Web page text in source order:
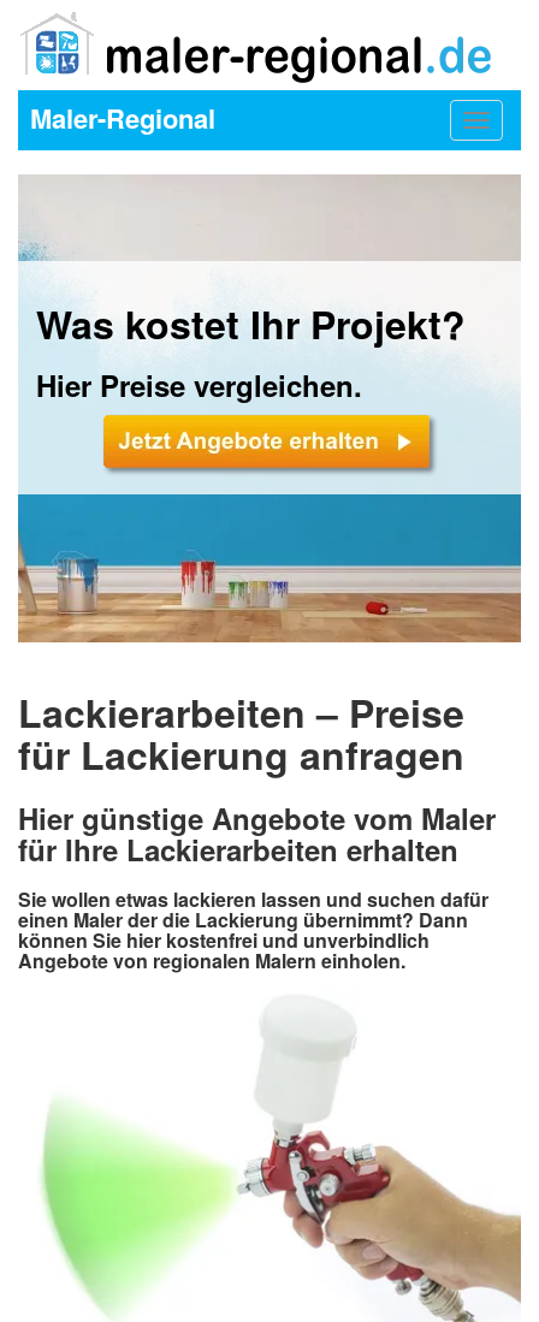
Toggle
Maler-Regional
Was kostet Ihr Projekt?
Hier Preise vergleichen.
Lackierarbeiten – Preise
für Lackierung anfragen
Hier günstige Angebote vom Maler
für Ihre Lackierarbeiten erhalten
Sie wollen etwas lackieren lassen und suchen dafür
einen Maler der die Lackierung übernimmt? Dann
können Sie hier kostenfrei und unverbindlich
Angebote von regionalen Malern einholen.